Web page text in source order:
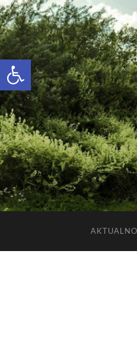
Otwórz pasek